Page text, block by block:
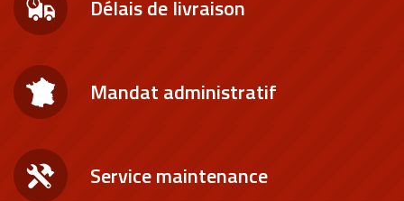
Délais de livraison
Mandat administratif
Service maintenance